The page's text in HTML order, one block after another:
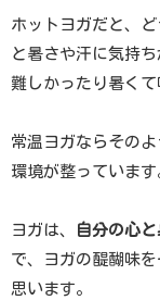
ホットヨガだと、
と暑さや汗に気持
難しかったり暑くて
常温ヨガならその
環境が整っています
ヨガは、 自分の心
で、ヨガの醍醐味
思います。